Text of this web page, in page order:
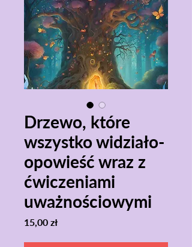
Drzewo, które
wszystko widziało-
opowieść wraz z
ćwiczeniami
uważnościowymi
15,00 złCena